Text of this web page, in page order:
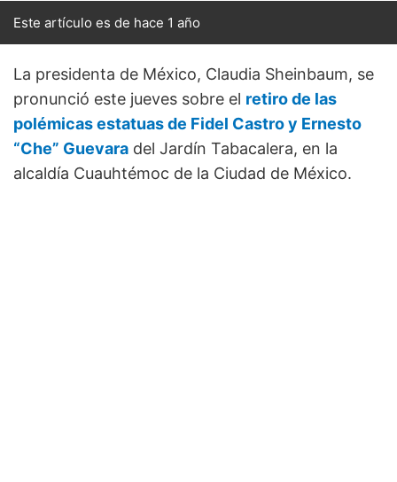
Este artículo es de hace 1 año
La presidenta de México, Claudia Sheinbaum, se
pronunció este jueves sobre el retiro de las
polémicas estatuas de Fidel Castro y Ernesto
“Che” Guevara del Jardín Tabacalera, en la
alcaldía Cuauhtémoc de la Ciudad de México.